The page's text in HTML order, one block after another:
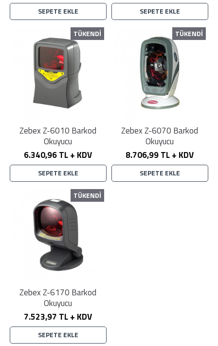
SEPETE EKLE SEPETE EKLE
TÜKENDİ
Zebex Z-6010 Barkod
Okuyucu
6.340,96 TL + KDV
SEPETE EKLE
TÜKENDİ
Zebex Z-6070 Barkod
Okuyucu
8.706,99 TL + KDV
SEPETE EKLE
TÜKENDİ
Zebex Z-6170 Barkod
Okuyucu
7.523,97 TL + KDV
SEPETE EKLE